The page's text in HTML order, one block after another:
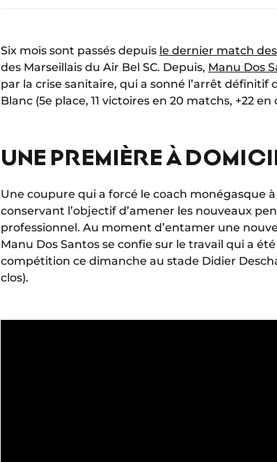
Six mois sont passés depuis le dernier match des
des Marseillais du Air Bel SC. Depuis, Manu Dos
par la crise sanitaire, qui a sonné l’arrêt
Blanc (5e place, 11 victoires en 20 matchs, +22
UNE PREMIÈRE À
Une coupure qui a forcé le coach monégasque
conservant l’objectif d’amener les nouveaux
professionnel. Au moment d’entamer une
Manu Dos Santos se confie sur le travail qui a
compétition ce dimanche au stade Didier
clos).